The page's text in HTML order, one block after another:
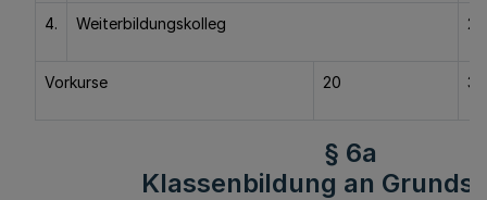
4. Weiterbildungskolleg 20
Vorkurse 20
§ 6a
Klassenbildung an